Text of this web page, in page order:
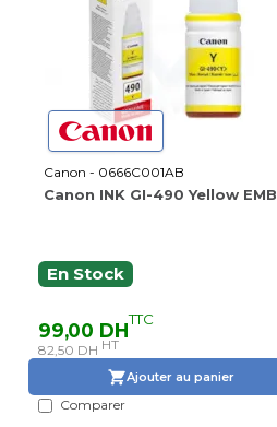
Canon - 0666C001AB
Canon INK GI-490 Yellow EMB
En Stock
99,00 DHTTC
82,50 DH HT
Ajouter au panier
Comparer